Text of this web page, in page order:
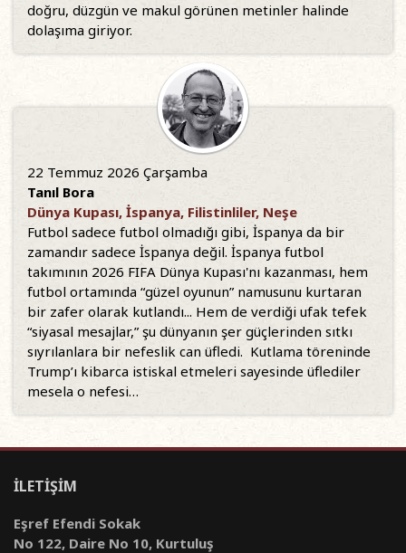
doğru, düzgün ve makul görünen metinler halinde
dolaşıma giriyor.
22 Temmuz 2026 Çarşamba
Tanıl Bora
Dünya Kupası, İspanya, Filistinliler, Neşe
Futbol sadece futbol olmadığı gibi, İspanya da bir
zamandır sadece İspanya değil. İspanya futbol
takımının 2026 FIFA Dünya Kupası'nı kazanması, hem
futbol ortamında “güzel oyunun” namusunu kurtaran
bir zafer olarak kutlandı... Hem de verdiği ufak tefek
“siyasal mesajlar,” şu dünyanın şer güçlerinden sıtkı
sıyrılanlara bir nefeslik can üfledi. Kutlama töreninde
Trump’ı kibarca istiskal etmeleri sayesinde üflediler
mesela o nefesi…
İLETİŞİM
Eşref Efendi Sokak
No 122, Daire No 10, Kurtuluş